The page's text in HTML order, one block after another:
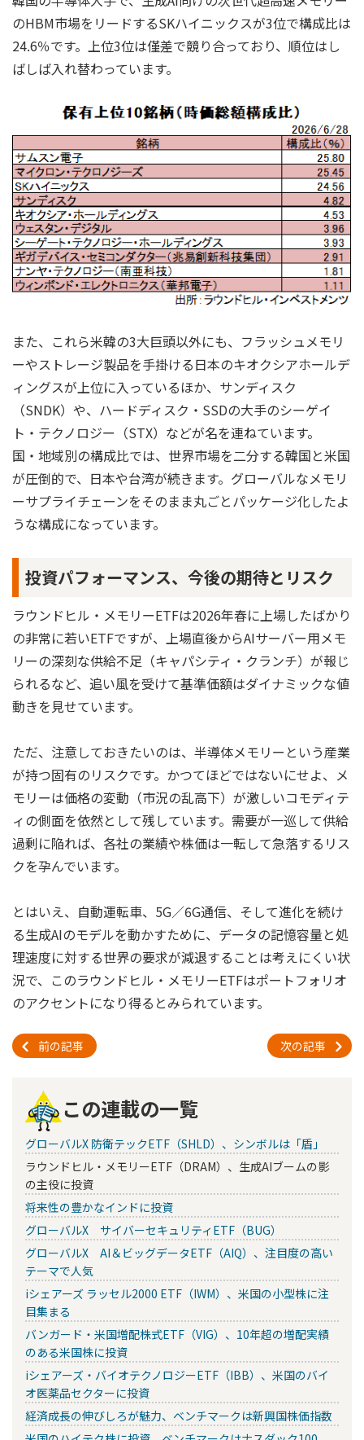
のHBM市場をリードするSKハイニックスが3位で構成比は
24.6％です。上位3位は僅差で競り合っており、順位はし
ばしば入れ替わっています。
また、これら米韓の3大巨頭以外にも、フラッシュメモリ
ーやストレージ製品を手掛ける日本のキオクシアホールデ
ィングスが上位に入っているほか、サンディスク
（SNDK）や、ハードディスク・SSDの大手のシーゲイ
ト・テクノロジー（STX）などが名を連ねています。
国・地域別の構成比では、世界市場を二分する韓国と米国
が圧倒的で、日本や台湾が続きます。グローバルなメモリ
ーサプライチェーンをそのまま丸ごとパッケージ化したよ
うな構成になっています。
投資パフォーマンス、今後の期待とリスク
ラウンドヒル・メモリーETFは2026年春に上場したばかり
の非常に若いETFですが、上場直後からAIサーバー用メモ
リーの深刻な供給不足（キャパシティ・クランチ）が報じ
られるなど、追い風を受けて基準価額はダイナミックな値
動きを見せています。
ただ、注意しておきたいのは、半導体メモリーという産業
が持つ固有のリスクです。かつてほどではないにせよ、メ
モリーは価格の変動（市況の乱高下）が激しいコモディテ
ィの側面を依然として残しています。需要が一巡して供給
過剰に陥れば、各社の業績や株価は一転して急落するリス
クを孕んでいます。
とはいえ、自動運転車、5G／6G通信、そして進化を続け
る生成AIのモデルを動かすために、データの記憶容量と処
理速度に対する世界の要求が減退することは考えにくい状
況で、このラウンドヒル・メモリーETFはポートフォリオ
のアクセントになり得るとみられています。
前の記事 次の記事
この連載の一覧
グローバルX 防衛テックETF（SHLD）、シンボルは「盾」
ラウンドヒル・メモリーETF（DRAM）、生成AIブームの影
の主役に投資
将来性の豊かなインドに投資
グローバルX サイバーセキュリティETF（BUG）
グローバルX AI＆ビッグデータETF（AIQ）、注目度の高い
テーマで人気
iシェアーズ ラッセル2000 ETF（IWM）、米国の小型株に注
目集まる
バンガード・米国増配株式ETF（VIG）、10年超の増配実績
のある米国株に投資
iシェアーズ・バイオテクノロジーETF（IBB）、米国のバイ
オ医薬品セクターに投資
経済成長の伸びしろが魅力、ベンチマークは新興国株価指数